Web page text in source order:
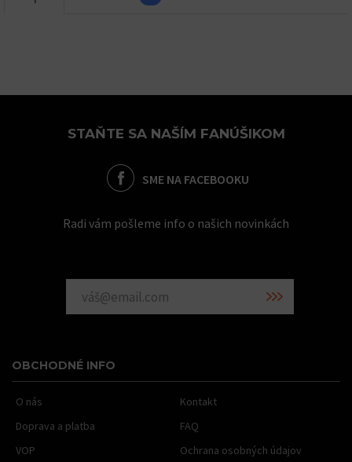
STAŇTE SA NAŠÍM FANÚŠIKOM
SME NA FACEBOOKU
Radi vám pošleme info o našich novinkách
OBCHODNÉ INFO
O nás
Kontakt
Doprava a platba
FAQ
VOP
Ochrana osobných údajov